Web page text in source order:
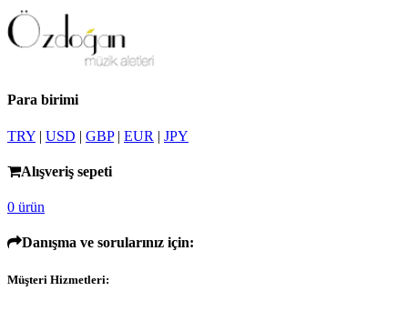
Para birimi
TRY | USD | GBP| EUR | JPY
Alışveriş sepeti
0 ürün
Danışma ve sorularınız için:
Müşteri Hizmetleri: